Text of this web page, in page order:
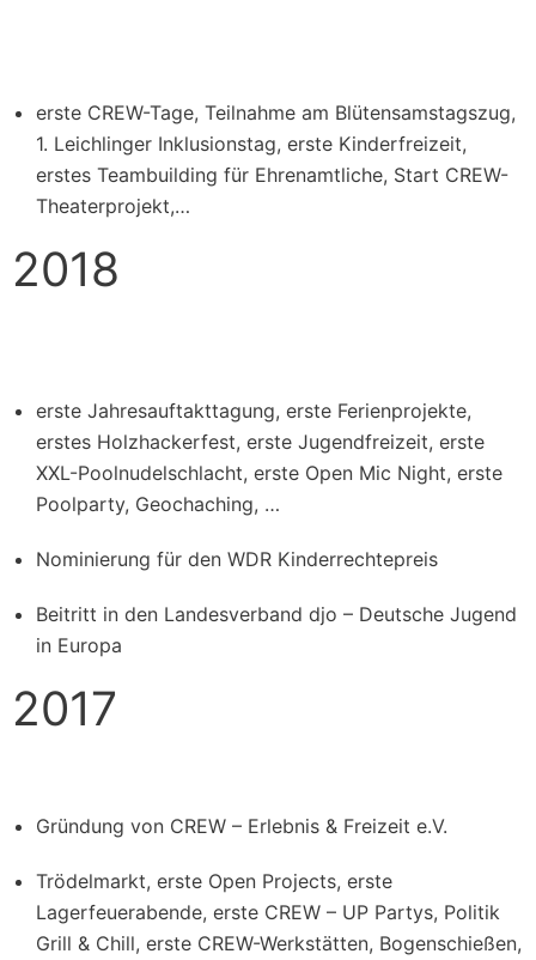
erste CREW-Tage, Teilnahme am Blütensamstagszug,
1. Leichlinger Inklusionstag, erste Kinderfreizeit,
erstes Teambuilding für Ehrenamtliche, Start CREW-
Theaterprojekt,…
2018
erste Jahresauftakttagung, erste Ferienprojekte,
erstes Holzhackerfest, erste Jugendfreizeit, erste
XXL-Poolnudelschlacht, erste Open Mic Night, erste
Poolparty, Geochaching, …
Nominierung für den WDR Kinderrechtepreis
Beitritt in den Landesverband djo – Deutsche Jugend
in Europa
2017
Gründung von CREW – Erlebnis & Freizeit e.V.
Trödelmarkt, erste Open Projects, erste
Lagerfeuerabende, erste CREW – UP Partys, Politik
Grill & Chill, erste CREW-Werkstätten, Bogenschießen,